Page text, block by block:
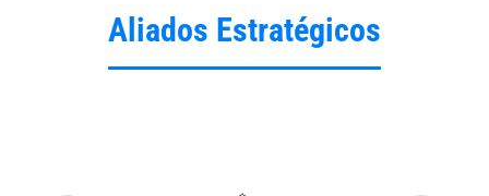
Aliados Estratégicos